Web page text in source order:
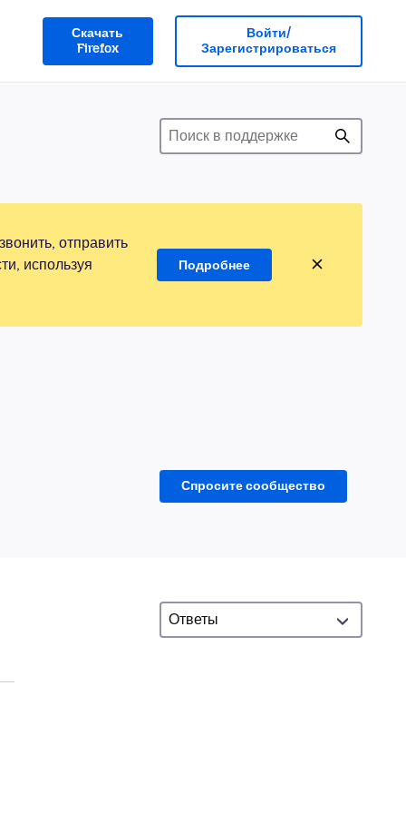
Скачать
Firefox
Войти/
Зарегистрироваться
отправить
используя
Подробнее
Спросите сообщество